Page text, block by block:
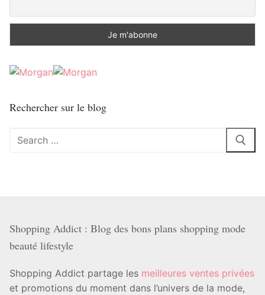
Rechercher sur le blog
Rechercher
Shopping Addict : Blog des bons plans shopping mode
beauté lifestyle
Shopping Addict partage les meilleures ventes privées
et promotions du moment dans l’univers de la mode,